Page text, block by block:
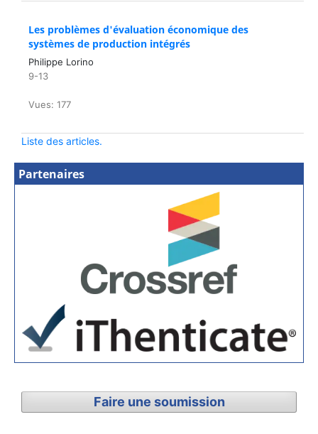
Les problèmes d'évaluation économique des
systèmes de production intégrés
Philippe Lorino
9-13
Vues: 177
Liste des articles.
Partenaires
Faire une soumission